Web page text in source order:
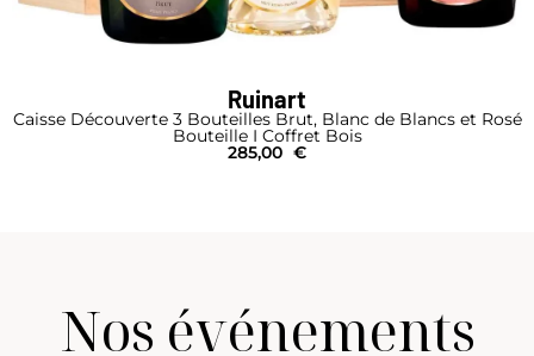
Ruinart
Caisse Découverte 3 Bouteilles Brut, Blanc de Blancs et Rosé
Bouteille I Coffret Bois
285,00 €
Nos événements